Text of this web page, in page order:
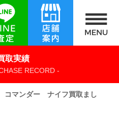
取実績
RECORD -
コマンダー ナイフ買取まし